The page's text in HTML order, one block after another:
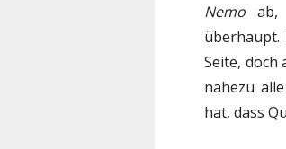
Nemo ab,
Seite, doch
nahezu
hat, dass